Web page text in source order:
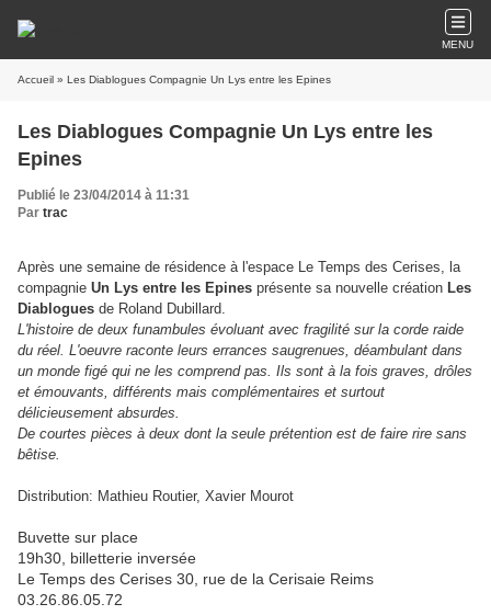
MENU
Accueil » Les Diablogues Compagnie Un Lys entre les Epines
Les Diablogues Compagnie Un Lys entre les
Epines
Publié le 23/04/2014 à 11:31
Par trac
Après une semaine de résidence à l'espace Le Temps des Cerises, la
compagnie Un Lys entre les Epines présente sa nouvelle création Les
Diablogues de Roland Dubillard.
L'histoire de deux funambules évoluant avec fragilité sur la corde raide
du réel. L'oeuvre raconte leurs errances saugrenues, déambulant dans
un monde figé qui ne les comprend pas. Ils sont à la fois graves, drôles
et émouvants, différents mais complémentaires et surtout
délicieusement absurdes.
De courtes pièces à deux dont la seule prétention est de faire rire sans
bêtise.
Distribution: Mathieu Routier, Xavier Mourot
Buvette sur place
19h30, billetterie inversée
Le Temps des Cerises 30, rue de la Cerisaie Reims
03.26.86.05.72